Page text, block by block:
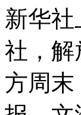
新华
社，解
方周